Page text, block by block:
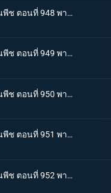
One piece วันพีช ตอนที่ 948 พากย์ไทย เปิดฉากโต้กลับ! ลูฟี่และเหล่าซามูไรฝักดาบแดง!
One piece วันพีช ตอนที่ 949 พากย์ไทย มาเพื่อชนะ! เสียงร้องที่สิ้นหวังของลูฟี่
One piece วันพีช ตอนที่ 950 พากย์ไทย ความฝันของเหล่าทหาร! ลูฟี่ยึดครองอุด้ง!
One piece วันพีช ตอนที่ 951 พากย์ไทย การไล่ล่าของโอโรจิ! หน่วยรบนินจา vs โซโล
One piece วันพีช ตอนที่ 952 พากย์ไทย การเผชิญหน้าอย่างไม่คาดคิด! ของสี่จักรพรรดิทั้งสองคน